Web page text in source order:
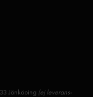
Jönköping (ej leverans-